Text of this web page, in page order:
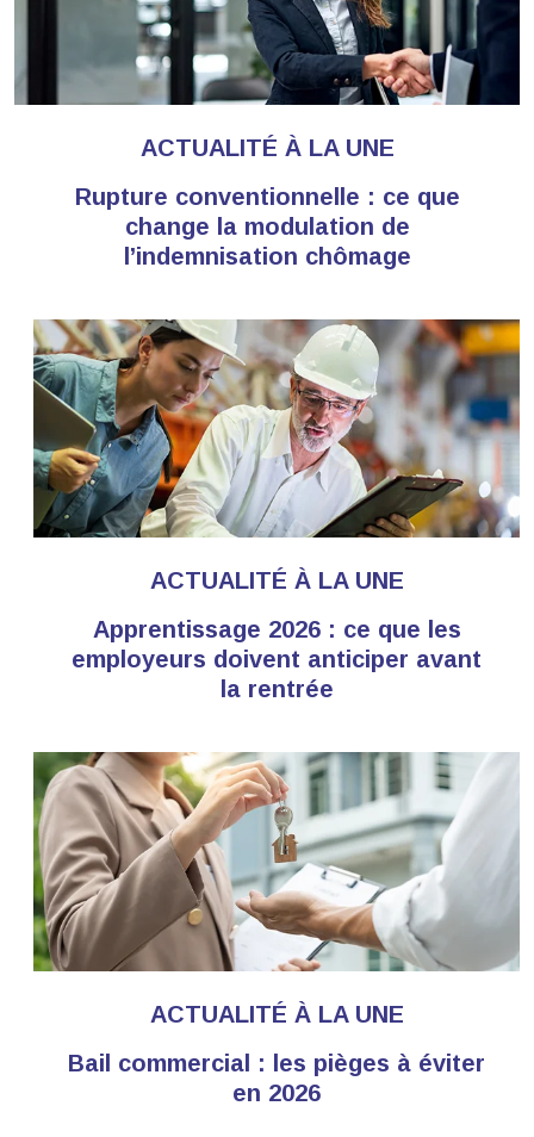
ACTUALITÉ À LA UNE
Rupture conventionnelle : ce que
change la modulation de
l’indemnisation chômage
ACTUALITÉ À LA UNE
Apprentissage 2026 : ce que les
employeurs doivent anticiper avant
la rentrée
ACTUALITÉ À LA UNE
Bail commercial : les pièges à éviter
en 2026